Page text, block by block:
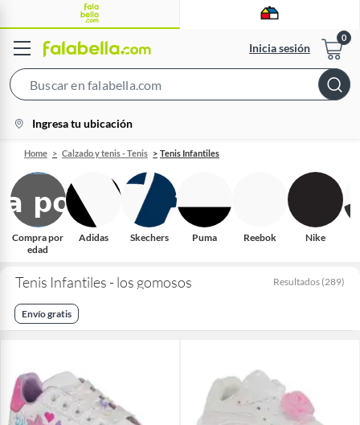
Inicia sesión
Bar
location-
icon
Ingresa tu ubicación
Home Calzado y tenis - Tenis Tenis Infantiles
Compra por
edad
Adidas Skechers Puma Reebok Nike
Tenis Infantiles - los gomosos Resultados (289)
Envío gratis